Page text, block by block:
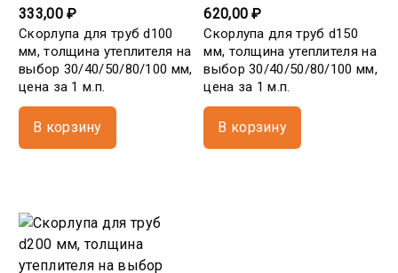
333,00 ₽
Скорлупа для труб d100
мм, толщина утеплителя на
выбор 30/40/50/80/100 мм,
цена за 1 м.п.
В корзину
620,00 ₽
Скорлупа для труб d150
мм, толщина утеплителя на
выбор 30/40/50/80/100 мм,
цена за 1 м.п.
В корзину